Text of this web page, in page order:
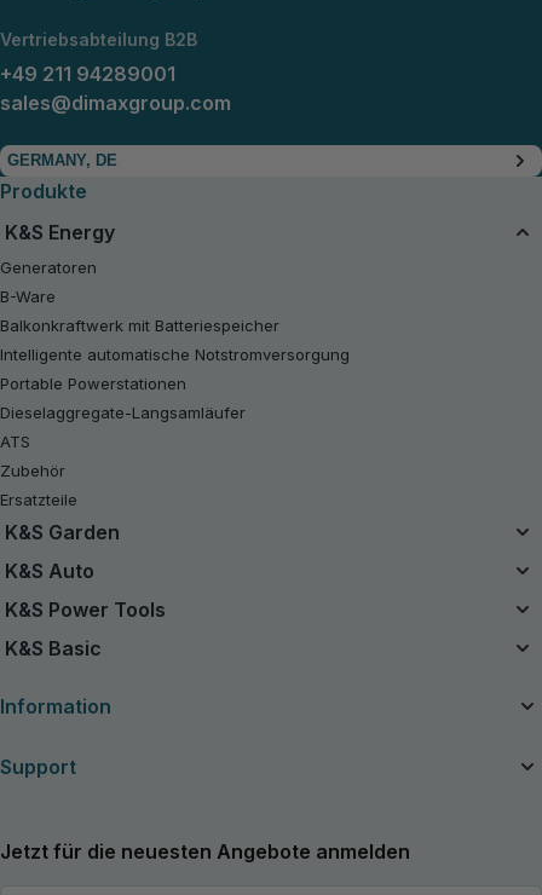
Vertriebsabteilung B2B
+49 211 94289001
sales@dimaxgroup.com
GERMANY, DE
Produkte
K&S Energy
Generatoren
B-Ware
Balkonkraftwerk mit Batteriespeicher
Intelligente automatische Notstromversorgung
Portable Powerstationen
Dieselaggregate-Langsamläufer
ATS
Zubehör
Ersatzteile
K&S Garden
Das Einzelbatteriesystem
Kettensägen
Rasenmäher
Akkubetriebene Heckenscheren
Grasschere
K&S Auto
Luftkompressor
K&S Power Tools
Akku-Werkzeuge
K&S Basic
Inverter-Generatoren K&S Basic
Information
Nützliche Artikel
Händler
Support
Allgemeine Garantie
Jetzt für die neuesten Angebote anmelden